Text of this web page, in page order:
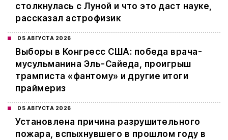
столкнулась с Луной и что это даст науке,
рассказал астрофизик
05 АВГУСТА 2026
Выборы в Конгресс США: победа врача-
мусульманина Эль-Сайеда, проигрыш
трамписта «фантому» и другие итоги
праймериз
05 АВГУСТА 2026
Установлена причина разрушительного
пожара, вспыхнувшего в прошлом году в